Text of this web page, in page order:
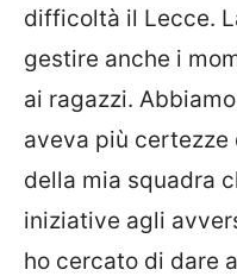
difficoltà il Lecce.
gestire anche i
ai ragazzi.
aveva più certezze
della mia squadra
iniziative agli
ho cercato di dare